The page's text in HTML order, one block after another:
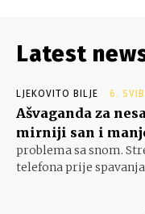
Latest
LJEKOVITO BILJE 6.
Ašvaganda za
mirniji san i
problema sa snom.
telefona prije